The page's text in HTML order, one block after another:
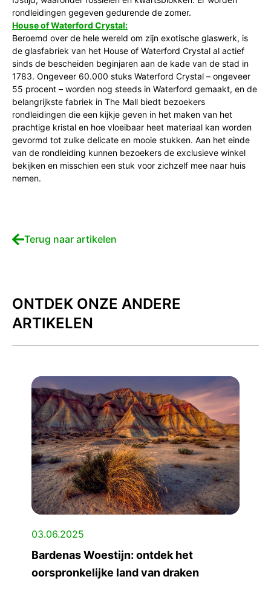
rondleidingen gegeven gedurende de zomer.
House of Waterford Crystal:
Beroemd over de hele wereld om zijn exotische glaswerk, is
de glasfabriek van het House of Waterford Crystal al actief
sinds de bescheiden beginjaren aan de kade van de stad in
1783. Ongeveer 60.000 stuks Waterford Crystal – ongeveer
55 procent – worden nog steeds in Waterford gemaakt, en de
belangrijkste fabriek in The Mall biedt bezoekers
rondleidingen die een kijkje geven in het maken van het
prachtige kristal en hoe vloeibaar heet materiaal kan worden
gevormd tot zulke delicate en mooie stukken. Aan het einde
van de rondleiding kunnen bezoekers de exclusieve winkel
bekijken en misschien een stuk voor zichzelf mee naar huis
nemen.
Terug naar artikelen
ONTDEK ONZE ANDERE
ARTIKELEN
03.06.2025
Bardenas Woestijn: ontdek het
oorspronkelijke land van draken